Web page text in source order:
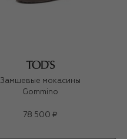
Замшевые мокасины
Gommino
78 500 ₽